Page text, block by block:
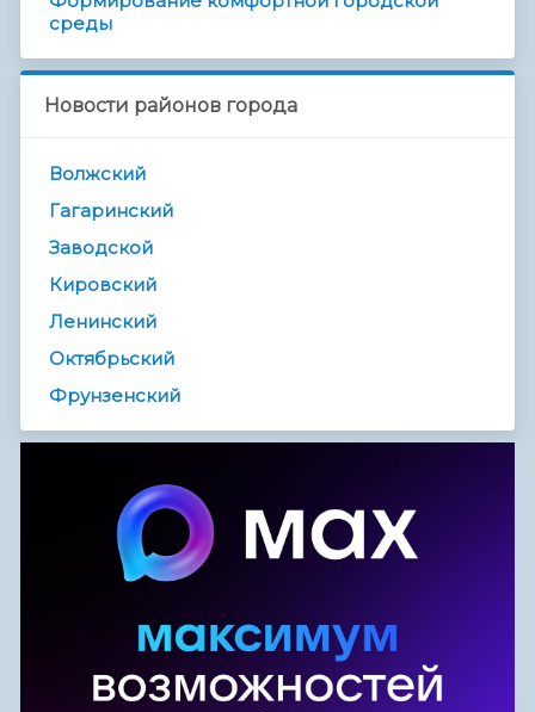
среды
Новости районов города
Волжский
Гагаринский
Заводской
Кировский
Ленинский
Октябрьский
Фрунзенский